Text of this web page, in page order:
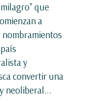
que
a
y
convertir una
neoliberal...